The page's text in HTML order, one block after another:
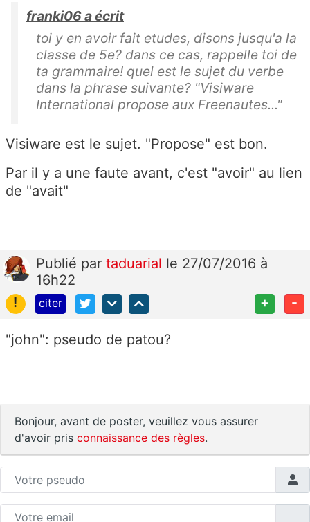
franki06 a écrit
toi y en avoir fait etudes, disons jusqu'a la
classe de 5e? dans ce cas, rappelle toi de
ta grammaire! quel est le sujet du verbe
dans la phrase suivante? "Visiware
International propose aux Freenautes..."
Visiware est le sujet. "Propose" est bon.
Par il y a une faute avant, c'est "avoir" au lien
de "avait"
Publié par taduarial le 27/07/2016 à
16h22
!
citer + -
"john": pseudo de patou?
Bonjour, avant de poster, veuillez vous assurer
d'avoir pris connaissance des règles.